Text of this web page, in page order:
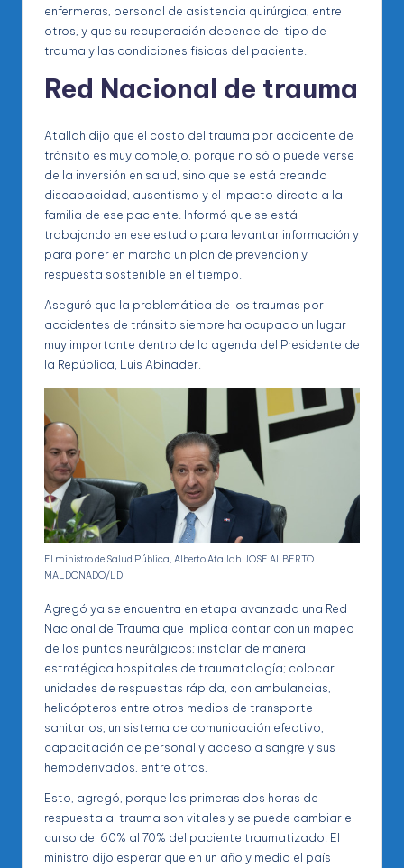
enfermeras, personal de asistencia quirúrgica, entre
otros, y que su recuperación depende del tipo de
trauma y las condiciones físicas del paciente.
Red Nacional de trauma
Atallah dijo que el costo del trauma por accidente de
tránsito es muy complejo, porque no sólo puede verse
de la inversión en salud, sino que se está creando
discapacidad, ausentismo y el impacto directo a la
familia de ese paciente. Informó que se está
trabajando en ese estudio para levantar información y
para poner en marcha un plan de prevención y
respuesta sostenible en el tiempo.
Aseguró que la problemática de los traumas por
accidentes de tránsito siempre ha ocupado un lugar
muy importante dentro de la agenda del Presidente de
la República, Luis Abinader.
El ministro de Salud Pública, Alberto Atallah.JOSE ALBERTO
MALDONADO/LD
Agregó ya se encuentra en etapa avanzada una Red
Nacional de Trauma que implica contar con un mapeo
de los puntos neurálgicos; instalar de manera
estratégica hospitales de traumatología; colocar
unidades de respuestas rápida, con ambulancias,
helicópteros entre otros medios de transporte
sanitarios; un sistema de comunicación efectivo;
capacitación de personal y acceso a sangre y sus
hemoderivados, entre otras,
Esto, agregó, porque las primeras dos horas de
respuesta al trauma son vitales y se puede cambiar el
curso del 60% al 70% del paciente traumatizado. El
ministro dijo esperar que en un año y medio el país